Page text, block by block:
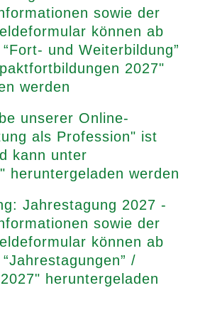
sowie der
können ab
und Weiterbildung”
2027"
werden
unserer Online-
als Profession" ist
kann unter
heruntergeladen werden
Jahrestagung 2027 -
sowie der
können ab
/
heruntergeladen